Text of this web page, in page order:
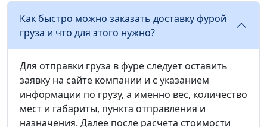
Как быстро можно заказать доставку фурой
груза и что для этого нужно?
Для отправки груза в фуре следует оставить
заявку на сайте компании и с указанием
информации по грузу, а именно вес, количество
мест и габариты, пункта отправления и
назначения. Далее после расчета стоимости